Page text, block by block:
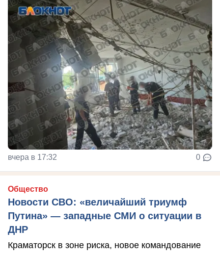
вчера в 17:32 0
Общество
Новости СВО: «величайший триумф
Путина» — западные СМИ о ситуации в
ДНР
Краматорск в зоне риска, новое командование